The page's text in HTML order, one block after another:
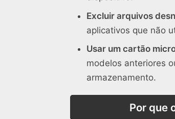
Excluir arquivos
aplicativos que não
Usar um cartão
modelos anteriores
armazenamento.
Por que